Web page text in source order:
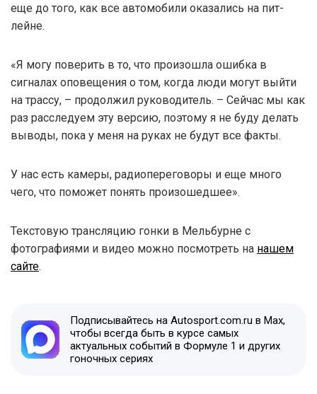
еще до того, как все автомобили оказались на пит-
лейне.
«Я могу поверить в то, что произошла ошибка в
сигналах оповещения о том, когда люди могут выйти
на трассу, – продолжил руководитель. – Сейчас мы как
раз расследуем эту версию, поэтому я не буду делать
выводы, пока у меня на руках не будут все факты.
У нас есть камеры, радиопереговоры и еще много
чего, что поможет понять произошедшее».
Текстовую трансляцию гонки в Мельбурне с
фотографиями и видео можно посмотреть на нашем
сайте.
Подписывайтесь на Autosport.com.ru в Max,
чтобы всегда быть в курсе самых
актуальных событий в Формуле 1 и других
гоночных сериях